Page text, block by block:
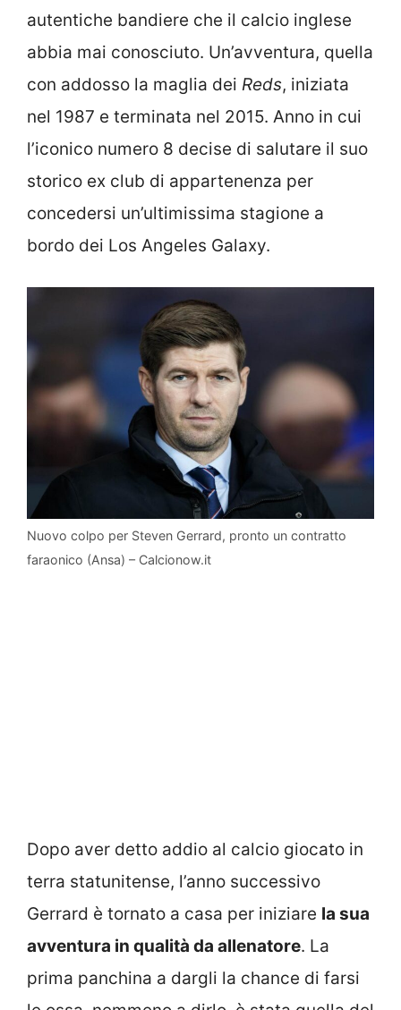
autentiche bandiere che il calcio inglese
abbia mai conosciuto. Un’avventura, quella
con addosso la maglia dei Reds, iniziata
nel 1987 e terminata nel 2015. Anno in cui
l’iconico numero 8 decise di salutare il suo
storico ex club di appartenenza per
concedersi un’ultimissima stagione a
bordo dei Los Angeles Galaxy.
Nuovo colpo per Steven Gerrard, pronto un contratto
faraonico (Ansa) – Calcionow.it
Dopo aver detto addio al calcio giocato in
terra statunitense, l’anno successivo
Gerrard è tornato a casa per iniziare la sua
avventura in qualità da allenatore. La
prima panchina a dargli la chance di farsi